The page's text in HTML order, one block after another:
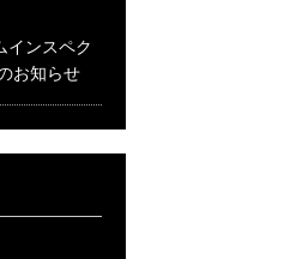
インスペク
お知らせ